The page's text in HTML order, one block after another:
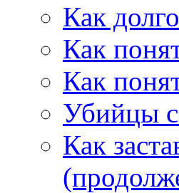
Как
Как
Как
Убийцы
Как